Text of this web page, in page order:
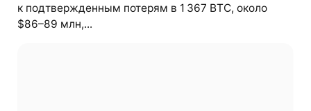
к подтвержденным потерям в 1 367 BTC, около
$86–89 млн,...